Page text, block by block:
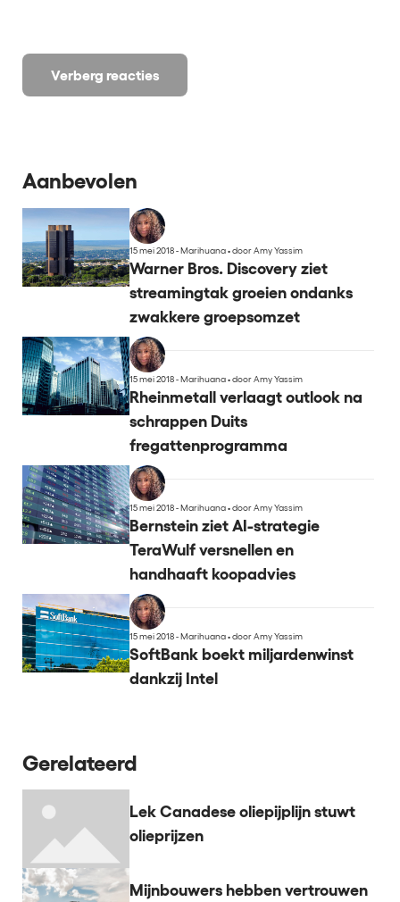
Verberg reacties
Aanbevolen
15 mei 2018 - Marihuana•door Amy Yassim
Warner Bros. Discovery ziet
streamingtak groeien ondanks
zwakkere groepsomzet
15 mei 2018 - Marihuana•door Amy Yassim
Rheinmetall verlaagt outlook na
schrappen Duits
fregattenprogramma
15 mei 2018 - Marihuana•door Amy Yassim
Bernstein ziet AI-strategie
TeraWulf versnellen en
handhaaft koopadvies
15 mei 2018 - Marihuana•door Amy Yassim
SoftBank boekt miljardenwinst
dankzij Intel
Gerelateerd
Lek Canadese oliepijplijn stuwt
olieprijzen
Mijnbouwers hebben vertrouwen